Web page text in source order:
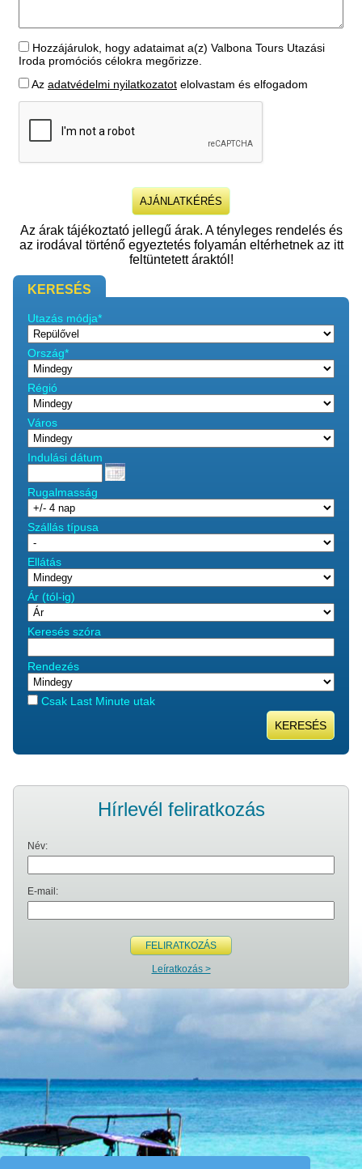
Hozzájárulok, hogy adataimat a(z) Valbona Tours Utazási
Iroda promóciós célokra megőrizze.
Az adatvédelmi nyilatkozatot elolvastam és elfogadom
Az árak tájékoztató jellegű árak. A tényleges rendelés és
az irodával történő egyeztetés folyamán eltérhetnek az itt
feltüntetett áraktól!
KERESÉS
Utazás módja*
Ország*
Régió
Város
Indulási dátum
Rugalmasság
Szállás típusa
Ellátás
Ár (tól-ig)
Keresés szóra
Rendezés
Csak Last Minute utak
KERESÉS
Hírlevél feliratkozás
Név:
E-mail:
FELIRATKOZÁS
Leíratkozás >